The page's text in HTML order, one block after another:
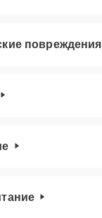
повреждения